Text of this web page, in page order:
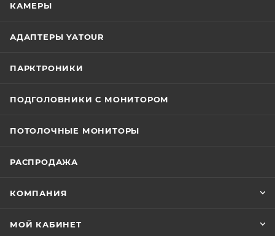
КАМЕРЫ
АДАПТЕРЫ YATOUR
ПАРКТРОНИКИ
ПОДГОЛОВНИКИ С МОНИТОРОМ
ПОТОЛОЧНЫЕ МОНИТОРЫ
РАСПРОДАЖА
КОМПАНИЯ
МОЙ КАБИНЕТ